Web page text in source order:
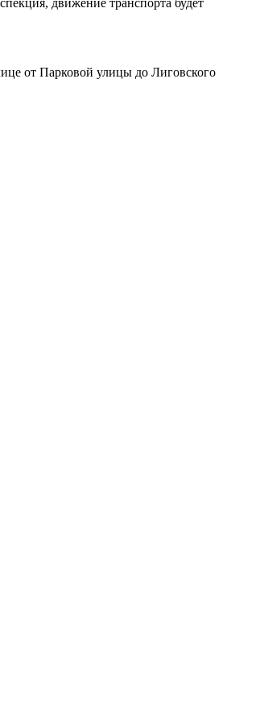
от Парковой улицы до Лиговского